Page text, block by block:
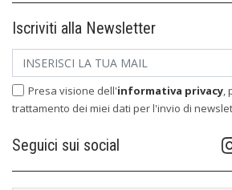
Iscriviti alla Newsletter
Presa visione dell'informativa privacy
trattamento dei miei dati per l'invio di
Seguici sui social